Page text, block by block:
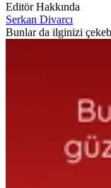
Editör Hakkında
Serkan Divarcı
Bunlar da ilginizi